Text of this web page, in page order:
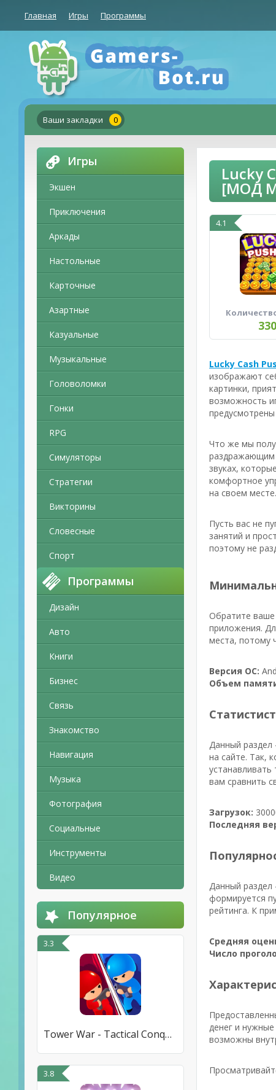
Главная Игры Программы
Ваши закладки 0
Игры
Экшен
Приключения
Аркады
Настольные
Карточные
Азартные
Казуальные
Музыкальные
Головоломки
Гонки
RPG
Симуляторы
Стратегии
Викторины
Словесные
Спорт
Программы
Дизайн
Авто
Книги
Бизнес
Связь
Знакомство
Навигация
Музыка
Фотография
Социальные
Инструменты
Видео
Популярное
3.3
Tower War - Tactical Conquest
3.8
Lucky
[МОД
4.1
Lucky Cash
изображают
картинки,
возможность
Что же мы
раздражающим
звуках,
комфортное
на своем месте.
Пусть вас не
занятий и
поэтому не
Обратите ваше
приложения.
места, потому
Версия ОС:
Объем
Данный раздел
на сайте. Так,
вам сравнить
Загрузок:
Последняя
Данный раздел
формируется
рейтинга. К
Средняя
Число
денег и
возможны